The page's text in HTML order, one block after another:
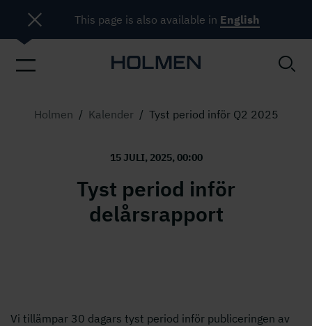
Holmen / Kalender / Tyst period inför Q2 2025
15 JULI, 2025, 00:00
Tyst period inför
delårsrapport
Vi tillämpar 30 dagars tyst period inför publiceringen av
This page is also available in English